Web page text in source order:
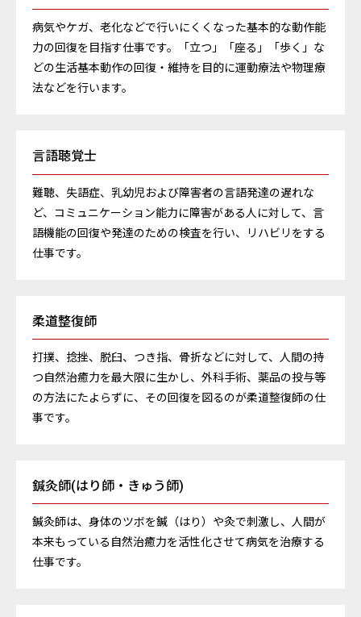
病気やケガ、老化などで行いにくくなった基本的な動作能
力の回復を目指す仕事です。「立つ」「座る」「歩く」な
どの生活基本動作の回復・維持を目的に運動療法や物理療
法などを行います。
言語聴覚士
難聴、失語症、乳幼児および障害者の言語発達の遅れな
ど、コミュニケーション能力に障害がある人に対して、言
語機能の回復や発達のための検査を行い、リハビリをする
仕事です。
柔道整復師
打撲、捻挫、脱臼、つき指、骨折などに対して、人間の持
つ自然治癒力を最大限に生かし、外科手術、薬品の投与等
の方法にたよらずに、その回復を図るのが柔道整復師の仕
事です。
鍼灸師(はり師・きゅう師)
鍼灸師は、身体のツボを鍼（はり）や灸で刺激し、人間が
本来もっている自然治癒力を活性化させて病気を治療する
仕事です。